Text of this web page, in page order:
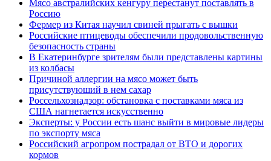
Мясо австралийских кенгуру перестанут поставлять в
Россию
Фермер из Китая научил свиней прыгать с вышки
Российские птицеводы обеспечили продовольственную
безопасность страны
В Екатеринбурге зрителям были представлены картины
из колбасы
Причиной аллергии на мясо может быть
присутствуюший в нем сахар
Россельхознадзор: обстановка с поставками мяса из
США нагнетается искусственно
Эксперты: у России есть шанс выйти в мировые лидеры
по экспорту мяса
Российский агропром пострадал от ВТО и дорогих
кормов